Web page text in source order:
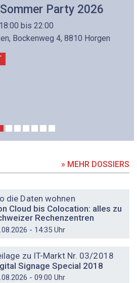
Party 2026
bis 22:00
Bockenweg 4, 8810 Horgen
» MEHR DOSSIERS
die Daten wohnen
Cloud bis Colocation: alles zu
Rechenzentren
- 14:35 Uhr
zu IT-Markt Nr. 03/2018
Signage Special 2018
- 09:00 Uhr